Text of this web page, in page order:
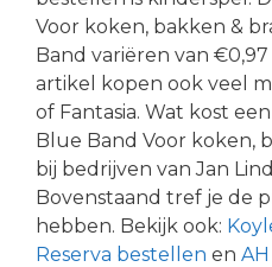
Voor koken, bakken &
Band variëren van €0,97
artikel kopen ook veel
of Fantasia. Wat kost
Blue Band Voor koken,
bij bedrijven van Jan
Bovenstaand tref je de
hebben. Bekijk ook:
Reserva bestellen en